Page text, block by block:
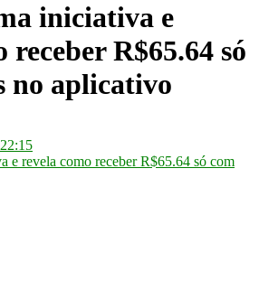
iniciativa e
receber R$65.64 só
no aplicativo